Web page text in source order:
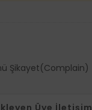
Şikayet(Complain)
Üye İletişim